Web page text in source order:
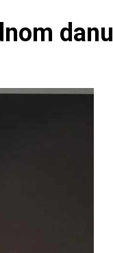
danu